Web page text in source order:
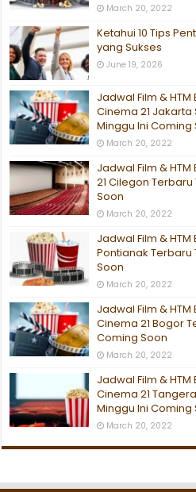
March 20, 2022
Ketahui 10 Tips
yang Sukses
June 19, 2026
Jadwal Film & HTM
Cinema 21
Minggu Ini Coming
March 20, 2022
Jadwal Film &
21 Cilegon
Soon
March 20, 2022
Jadwal Film & HTM
Pontianak Terbaru
Soon
March 20, 2022
Jadwal Film &
Cinema 21 Bogor
Coming Soon
March 20, 2022
Jadwal Film & HTM
Cinema 21
Minggu Ini Coming
March 20, 2022